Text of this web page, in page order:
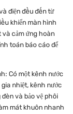
điện đều đến từ
khiển màn hình
và cảm ứng hoàn
toán báo cáo để
Có một kênh nước
nhiệt, kênh nước
và bảo vệ phôi
mát khuôn nhanh